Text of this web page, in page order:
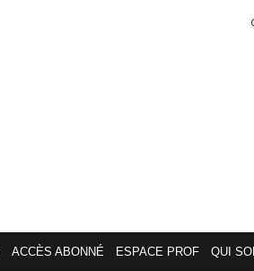
ACCÈS ABONNÉ ESPACE PROF QUI